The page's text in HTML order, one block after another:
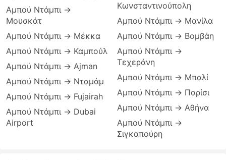
Αμπού Ντάμπι →
Μουσκάτ
Αμπού Ντάμπι → Μέκκα
Αμπού Ντάμπι → Καμπούλ
Αμπού Ντάμπι → Ajman
Αμπού Ντάμπι → Νταμάμ
Αμπού Ντάμπι → Fujairah
Αμπού Ντάμπι → Dubai
Airport
Κωνσταντινούπολη
Αμπού Ντάμπι → Μανίλα
Αμπού Ντάμπι → Βομβάη
Αμπού Ντάμπι →
Τεχεράνη
Αμπού Ντάμπι → Μπαλί
Αμπού Ντάμπι → Παρίσι
Αμπού Ντάμπι → Αθήνα
Αμπού Ντάμπι →
Σιγκαπούρη